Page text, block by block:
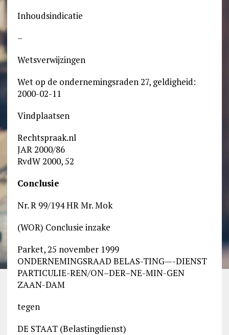
Inhoudsindicatie
–
Wetsverwijzingen
Wet op de ondernemingsraden 27, geldigheid:
2000-02-11
Vindplaatsen
Rechtspraak.nl
JAR 2000/86
RvdW 2000, 52
Conclusie
Nr. R 99/194 HR Mr. Mok
(WOR) Conclusie inzake
Parket, 25 november 1999
ONDERNEMINGSRAAD BELAS-TING—-DIENST
PARTICULIE-REN/ON–DER–NE-MIN-GEN
ZAAN-DAM
tegen
DE STAAT (Belastingdienst)